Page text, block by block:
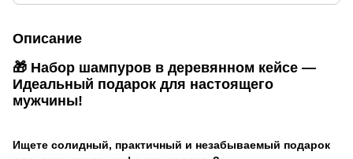
Описание
🎁 Набор шампуров в деревянном кейсе —
Идеальный подарок для настоящего
мужчины!
Ищете солидный, практичный и незабываемый подарок